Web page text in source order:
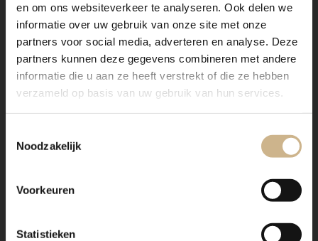
en om ons websiteverkeer te analyseren. Ook delen we
informatie over uw gebruik van onze site met onze
partners voor social media, adverteren en analyse. Deze
partners kunnen deze gegevens combineren met andere
informatie die u aan ze heeft verstrekt of die ze hebben
verzameld op basis van uw gebruik van hun services.
Noodzakelijk
Voorkeuren
Statistieken